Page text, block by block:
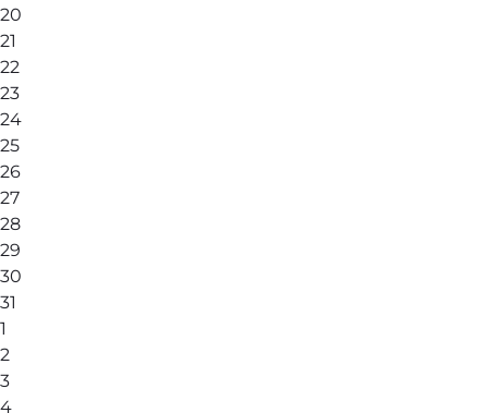
20
21
22
23
24
25
26
27
28
29
30
31
1
2
3
4